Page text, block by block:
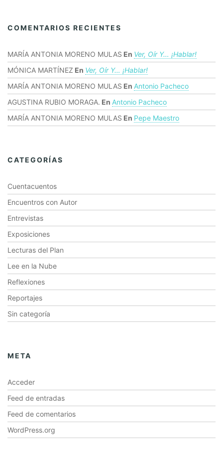
COMENTARIOS RECIENTES
MARÍA ANTONIA MORENO MULAS En Ver, Oír Y… ¡hablar!
MÓNICA MARTÍNEZ En Ver, Oír Y… ¡hablar!
MARÍA ANTONIA MORENO MULAS En Antonio Pacheco
AGUSTINA RUBIO MORAGA. En Antonio Pacheco
MARÍA ANTONIA MORENO MULAS En Pepe Maestro
CATEGORÍAS
Cuentacuentos
Encuentros con Autor
Entrevistas
Exposiciones
Lecturas del Plan
Lee en la Nube
Reflexiones
Reportajes
Sin categoría
META
Acceder
Feed de entradas
Feed de comentarios
WordPress.org